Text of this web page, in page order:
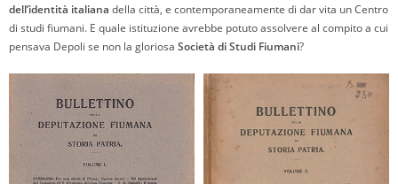
dell’identità italiana della città, e contemporaneamente di dar vita un Centro
di studi fiumani. E quale istituzione avrebbe potuto assolvere al compito a cui
pensava Depoli se non la gloriosa Società di Studi Fiumani?